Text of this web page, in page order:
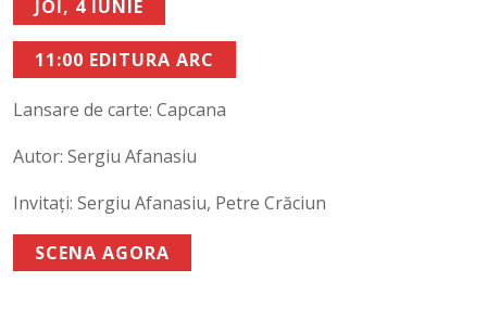
JOI, 4 IUNIE
11:00 EDITURA ARC
Lansare de carte: Capcana
Autor: Sergiu Afanasiu
Invitați: Sergiu Afanasiu, Petre Crăciun
SCENA AGORA